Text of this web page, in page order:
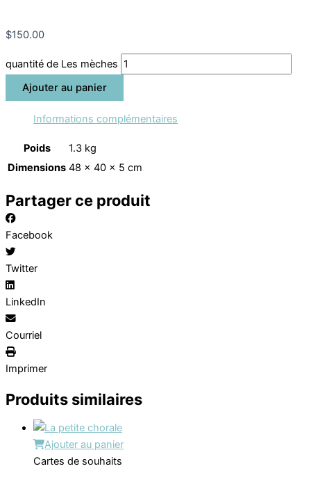
$150.00
quantité de Les mèches
Ajouter au panier
Informations complémentaires
Poids
1.3 kg
Dimensions 48 × 40 × 5 cm
Partager ce produit
Facebook
Twitter
LinkedIn
Courriel
Imprimer
Produits similaires
Ajouter au panier
Cartes de souhaits